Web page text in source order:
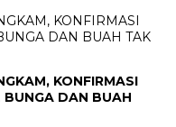
KONFIRMASI
BUNGA DAN BUAH